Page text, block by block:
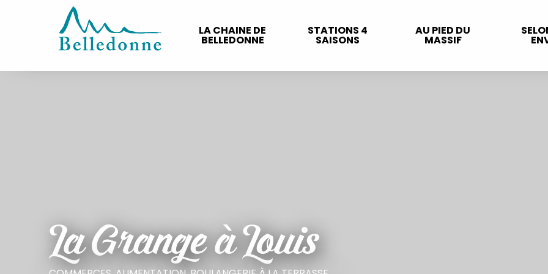
LA CHAINE DE
BELLEDONNE
STATIONS 4
SAISONS
AU PIED DU
MASSIF
La Grange à Louis